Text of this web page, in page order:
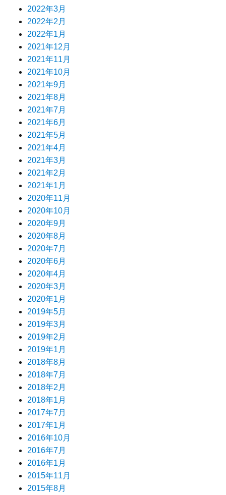
2022年3月
2022年2月
2022年1月
2021年12月
2021年11月
2021年10月
2021年9月
2021年8月
2021年7月
2021年6月
2021年5月
2021年4月
2021年3月
2021年2月
2021年1月
2020年11月
2020年10月
2020年9月
2020年8月
2020年7月
2020年6月
2020年4月
2020年3月
2020年1月
2019年5月
2019年3月
2019年2月
2019年1月
2018年8月
2018年7月
2018年2月
2018年1月
2017年7月
2017年1月
2016年10月
2016年7月
2016年1月
2015年11月
2015年8月